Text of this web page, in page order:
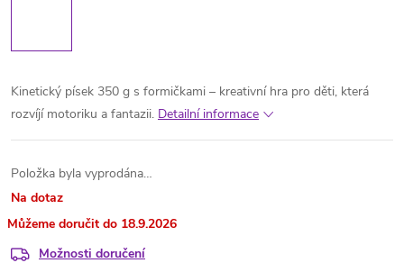
Kinetický písek 350 g s formičkami – kreativní hra pro děti, která
rozvíjí motoriku a fantazii. Detailní informace
Položka byla vyprodána…
Na dotaz
18.9.2026
Možnosti doručení